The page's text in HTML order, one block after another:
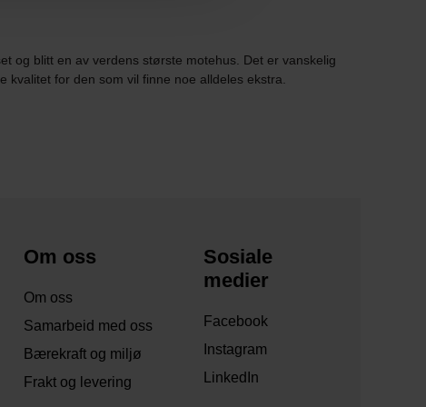
og blitt en av verdens største motehus. Det er vanskelig
kvalitet for den som vil finne noe alldeles ekstra.
Om oss
Om oss
Samarbeid med oss
Bærekraft og miljø
Frakt og levering
Sosiale
medier
Facebook
Instagram
LinkedIn